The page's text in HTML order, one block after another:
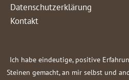
Datenschutzerklärung
Kontakt
Ich habe eindeutige, positive
Steinen gemacht, an mir selbst und